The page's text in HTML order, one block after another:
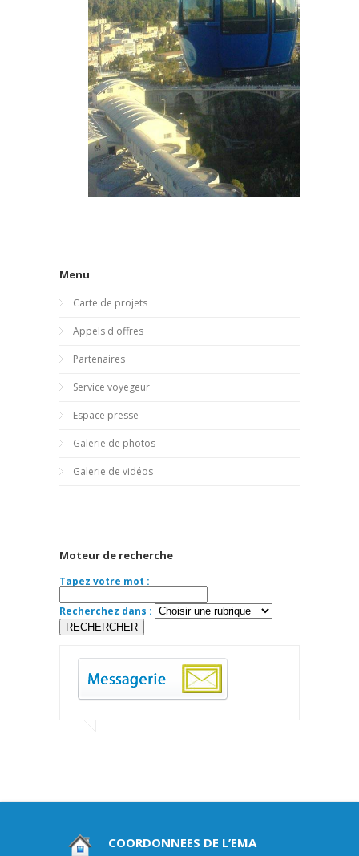
Menu
Carte de projets
Appels d'offres
Partenaires
Service voyegeur
Espace presse
Galerie de photos
Galerie de vidéos
Moteur de recherche
Tapez votre mot :
Recherchez dans :
COORDONNEES DE L’EMA